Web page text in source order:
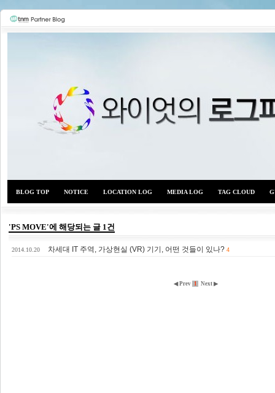
BLOG TOP NOTICE LOCATION LOG MEDIA LOG TAG CLOUD
'PS MOVE'에 해당되는 글 1건
2014.10.20 차세대 IT 주역, 가상현실 (VR) 기기, 어떤 것들이 있나? 4
◀ Prev 1 Next ▶